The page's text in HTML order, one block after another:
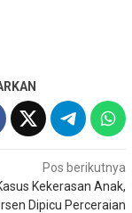
Pos berikutnya
Kekerasan Anak,
Dipicu Perceraian